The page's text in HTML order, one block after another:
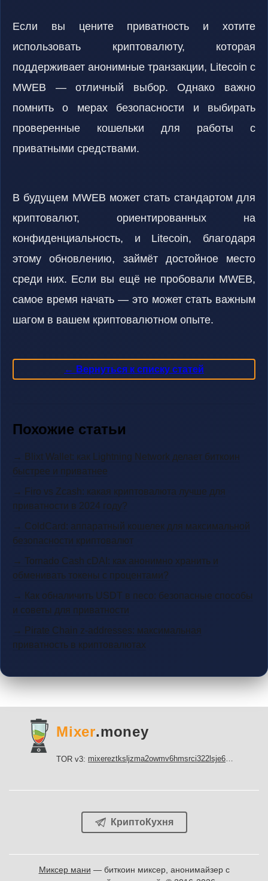
Если вы цените приватность и хотите
использовать криптовалюту, которая
поддерживает анонимные транзакции, Litecoin с
MWEB — отличный выбор. Однако важно
помнить о мерах безопасности и выбирать
проверенные кошельки для работы с
приватными средствами.
В будущем MWEB может стать стандартом для
криптовалют, ориентированных на
конфиденциальность, и Litecoin, благодаря
этому обновлению, займёт достойное место
среди них. Если вы ещё не пробовали MWEB,
самое время начать — это может стать важным
шагом в вашем криптовалютном опыте.
← Вернуться к списку статей
Похожие статьи
→ Blixt Wallet: как Lightning Network делает биткоин
быстрее и приватнее
→ Firo vs Zcash: какая криптовалюта лучше для
приватности в 2024 году?
→ ColdCard: аппаратный кошелек для максимальной
безопасности криптовалют
→ Tornado Cash cDAI: как анонимно хранить и
обменивать токены с процентами?
→ Как обналичить USDT в песо: безопасные способы
и советы для приватности
→ Pirate Chain z-addresses: максимальная
приватность в криптовалютах
Mixer.money
TOR v3: mixereztksljzma2owmv6hmsrci322lsje6m3svicoddk3xbgvhd2fid.onion
КриптоКухня
Миксер мани — биткоин миксер, анонимайзер с